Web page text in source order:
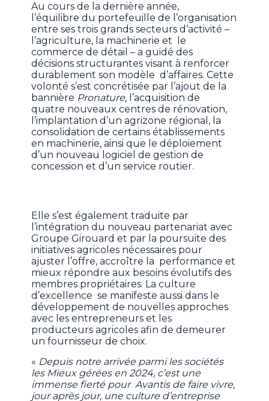
Au cours de la dernière année,
l’équilibre du portefeuille de l’organisation
entre ses trois grands secteurs d’activité –
l’agriculture, la machinerie et le
commerce de détail – a guidé des
décisions structurantes visant à renforcer
durablement son modèle d’affaires. Cette
volonté s’est concrétisée par l’ajout de la
bannière Pronature, l’acquisition de
quatre nouveaux centres de rénovation,
l’implantation d’un agrizone régional, la
consolidation de certains établissements
en machinerie, ainsi que le déploiement
d’un nouveau logiciel de gestion de
concession et d’un service routier.
Elle s’est également traduite par
l’intégration du nouveau partenariat avec
Groupe Girouard et par la poursuite des
initiatives agricoles nécessaires pour
ajuster l’offre, accroître la performance et
mieux répondre aux besoins évolutifs des
membres propriétaires. La culture
d’excellence se manifeste aussi dans le
développement de nouvelles approches
avec les entrepreneurs et les
producteurs agricoles afin de demeurer
un fournisseur de choix.
« Depuis notre arrivée parmi les sociétés
les Mieux gérées en 2024, c’est une
immense fierté pour Avantis de faire vivre,
jour après jour, une culture d’entreprise